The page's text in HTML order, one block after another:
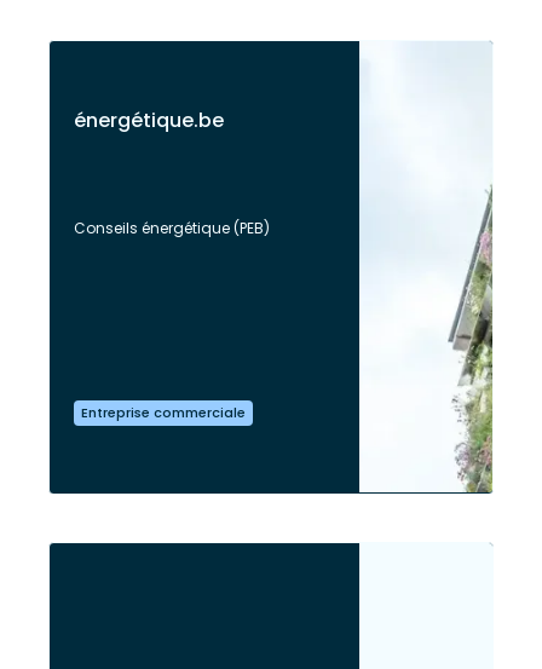
énergétique.be
Conseils énergétique (PEB)
Entreprise commerciale